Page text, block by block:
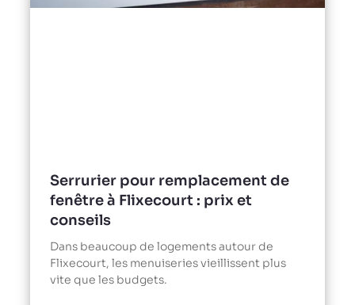
Serrurier pour remplacement de
fenêtre à Flixecourt : prix et
conseils
Dans beaucoup de logements autour de
Flixecourt, les menuiseries vieillissent plus
vite que les budgets.